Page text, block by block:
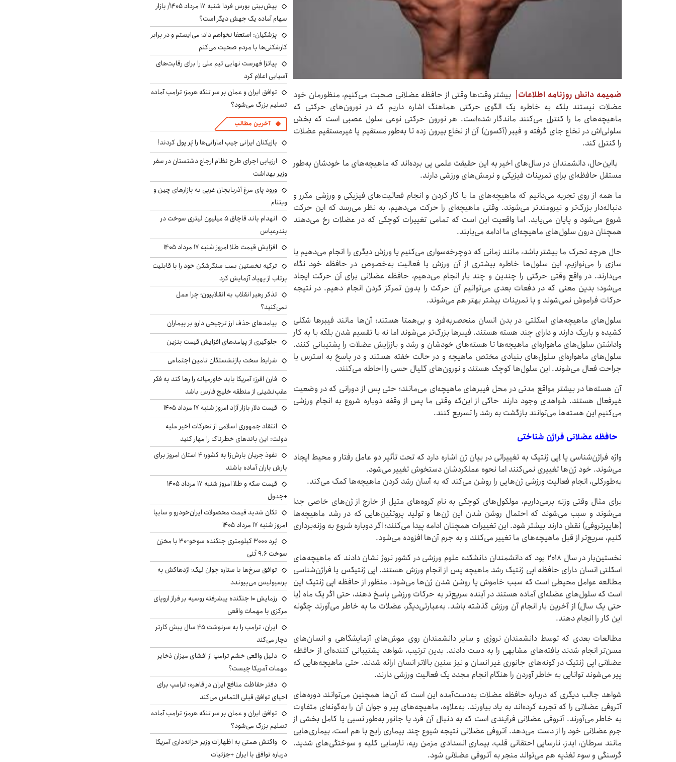
ضمیمه دانش روزنامه اطلاعات| بیشتر وقت‌ها وقتی از حافظه‌ عضلانی صحبت می‌کنیم، منظورمان خود
عضلات نیستند بلکه به خاطره‌ یک الگوی حرکتی هماهنگ اشاره داریم که در نورون‌های حرکتی که
ماهیچه‌های ما را کنترل می‌کنند ماندگار شده‌است. هر نورون حرکتی نوعی سلول عصبی است که بخش
سلولی‌اش در نخاع جای گرفته و فیبر (آکسون) آن از نخاع بیرون زده تا به‌طور مستقیم یا غیرمستقیم عضلات
را کنترل کند.
بااین‌حال، دانشمندان در سال‌های اخیر به این حقیقت علمی پی برده‌اند که ماهیچه‌های ما خودشان به‌طور
مستقل حافظه‌ای برای تمرینات فیزیکی و نرمش‌های ورزشی دارند.
ما همه از روی تجربه می‌دانیم که ماهیچه‌های ما با کار کردن و انجام فعالیت‌های فیزیکی و ورزشی مکرر و
دنباله‌دار بزرگ‌تر و نیرومندتر می‌شوند. وقتی ماهیچه‌ای را حرکت می‌دهیم، به نظر می‌رسد که این حرکت
شروع می‌شود و پایان می‌یابد. اما واقعیت این است که تمامی تغییرات کوچکی که در عضلات رخ می‌دهند
همچنان درون سلول‌های ماهیچه‌ای ما ادامه می‌یابند.
حال هرچه تحرک ما بیشتر باشد، مانند زمانی که دوچرخه‌سواری می‌کنیم یا ورزش دیگری را انجام می‌دهیم یا
سازی را می‌نوازیم، این سلول‌ها خاطره‌ بیشتری از آن ورزش یا فعالیت به‌خصوص در حافظه‌ خود نگاه
می‌دارند. در واقع وقتی حرکتی را چندین و چند بار انجام می‌دهیم، حافظه‌ عضلانی برای آن حرکت ایجاد
می‌شود؛ بدین معنی که در دفعات بعدی می‌توانیم آن حرکت را بدون تمرکز کردن انجام دهیم. در نتیجه
حرکات فراموش نمی‌شوند و با تمرینات بیشتر بهتر هم می‌شوند.
سلول‌های ماهیچه‌های اسکلتی در بدن انسان منحصربه‌فرد و بی‌همتا هستند: آن‌ها مانند فیبرها شکلی
کشیده و باریک دارند و دارای چند هسته هستند. فیبرها بزرگ‌تر می‌شوند اما نه با تقسیم شدن بلکه با به کار
واداشتن سلول‌های ماهواره‌ای ماهیچه‌ها تا هسته‌های خودشان و رشد و باززایش عضلات را پشتیبانی کنند.
سلول‌های ماهواره‌ای سلول‌های بنیادی مختص ماهیچه و در حالت خفته هستند و در پاسخ به استرس یا
جراحت فعال می‌شوند. این سلول‌ها کوچک هستند و نورون‌های گلیال حسی را احاطه می‌کنند.
آن هسته‌ها در بیشتر مواقع مدتی در محل فیبرهای ماهیچه‌ای می‌مانند؛ حتی پس از دورانی که در وضعیت
غیرفعال هستند. شواهدی وجود دارند حاکی از این‌که وقتی ما پس از وقفه دوباره شروع به انجام ورزشی
می‌کنیم این هسته‌ها می‌توانند بازگشت به رشد را تسریع کنند.
حافظه‌ عضلانی فراژن شناختی
واژه‌ فراژن‌شناسی یا اِپی ژنتیک به تغییراتی در بیان ژن اشاره دارد که تحت تأثیر دو عامل رفتار و محیط ایجاد
می‌شوند. خود ژن‌ها تغییری نمی‌کنند اما نحوه‌ عملکردشان دستخوش تغییر می‌شود.
به‌طورکلی، انجام فعالیت ورزشی ژن‌هایی را روشن می‌کند که به آسان رشد کردن ماهیچه‌ها کمک می‌کند.
برای مثال وقتی وزنه برمی‌داریم، مولکول‌های کوچکی به نام گروه‌های متیل از خارج از ژن‌های خاصی جدا
می‌شوند و سبب می‌شوند که احتمال روشن شدن این ژن‌ها و تولید پروتئین‌هایی که در رشد ماهیچه‌ها
(هایپرتروفی) نقش دارند بیشتر شود. این تغییرات همچنان ادامه پیدا می‌کنند؛ اگر دوباره شروع به وزنه‌برداری
کنیم، سریع‌تر از قبل ماهیچه‌های ما تغییر می‌کنند و به جرم آن‌ها افزوده می‌شود.
نخستین‌بار در سال ۲۰۱۸ بود که دانشمندان دانشکده علوم ورزشی در کشور نروژ نشان دادند که ماهیچه‌های
اسکلتی انسان دارای حافظه اپی ژنتیک رشد ماهیچه پس از انجام ورزش هستند. اپی ژنتیکس یا فراژن‌شناسی
مطالعه عوامل محیطی است که سبب خاموش یا روشن شدن ژن‌ها می‌شود. منظور از حافظه اپی ژنتیک این
است که سلول‌های عضله‌ای آماده هستند در آینده سریع‌تر به حرکات ورزشی پاسخ دهند، حتی اگر یک ماه (یا
حتی یک سال) از آخرین بار انجام آن ورزش گذشته باشد. به‌عبارتی‌دیگر، عضلات ما به خاطر می‌آورند چگونه
این کار را انجام دهند.
مطالعات بعدی که توسط دانشمندان نروژی و سایر دانشمندان روی موش‌های آزمایشگاهی و انسان‌های
مسن‌تر انجام شدند یافته‌های مشابهی را به دست دادند. بدین ترتیب، شواهد پشتیبانی کننده‌ای از حافظه
عضلانی اپی ژنتیک در گونه‌های جانوری غیر انسان و نیز سنین بالاتر انسان ارائه شدند. حتی ماهیچه‌هایی که
پیر می‌شوند توانایی به خاطر آوردن را هنگام انجام مجدد یک فعالیت ورزشی دارند.
شواهد جالب دیگری که درباره حافظه عضلات به‌دست‌آمده این است که آن‌ها همچنین می‌توانند دوره‌های
آتروفی عضلانی را که تجربه کرده‌اند به یاد بیاورند. به‌علاوه، ماهیچه‌های پیر و جوان آن را به‌گونه‌ای متفاوت
به خاطر می‌آورند. آتروفی عضلانی فرآیندی است که به دنبال آن فرد یا جانور به‌طور نسبی یا کامل بخشی از
جرم عضلانی خود را از دست می‌دهد. آتروفی عضلانی نتیجه‌ شیوع چند بیماری رایج با هم است، بیماری‌هایی
مانند سرطان، ایدز، نارسایی احتقانی قلب، بیماری انسدادی مزمن ریه، نارسایی کلیه و سوختگی‌های شدید.
گرسنگی و سوء تغذیه هم می‌تواند منجر به آتروفی عضلانی شود.
پیش‌بینی بورس فردا شنبه ۱۷ مرداد ۱۴۰۵/ بازار
سهام آماده یک جهش دیگر است؟
پزشکیان: استعفا نخواهم داد؛ می‌ایستم و در برابر
کارشکنی‌ها با مردم صحبت می‌کنم
پیاتزا فهرست نهایی تیم ملی را برای رقابت‌های
آسیایی اعلام کرد
توافق ایران و عمان بر سر تنگه هرمز؛ ترامپ آماده
تسلیم بزرگ می‌شود؟
آخرین مطالب
بازیکنان ایرانی جیب اماراتی‌ها را پُر پول کردند!
ارزیابی اجرای طرح نظام ارجاع دشتستان در سفر
وزیر بهداشت
ورود پای مرغ آذربایجان غربی به بازارهای چین و
ویتنام
انهدام باند قاچاق ۵ میلیون لیتری سوخت در
بندرعباس
افزایش قیمت طلا امروز شنبه ۱۷ مرداد ۱۴۰۵
ترکیه نخستین بمب سنگرشکن خود را با قابلیت
پرتاب از پهپاد آزمایش کرد
تذکر رهبر انقلاب به انقلابیون؛ چرا عمل
نمی‌کنید؟
پیامدهای حذف ارز ترجیحی دارو بر بیماران
جلوگیری از پیامدهای افزایش قیمت بنزین
شرایط سخت بازنشستگان تامین اجتماعی
فارن افرز: آمریکا باید خاورمیانه را رها کند به فکر
عقب‌نشینی از منطقه خلیج فارس باشد
قیمت دلار بازار آزاد امروز شنبه ۱۷ مرداد ۱۴۰۵
انتقاد جمهوری اسلامی از تحرکات اخیر علیه
دولت: این باندهای خطرناک را مهار کنید
نفوذ جریان بارش‌زا به کشور؛ ۴ استان امروز برای
بارش باران آماده باشند
قیمت سکه و طلا امروز شنبه ۱۷ مرداد ۱۴۰۵
+جدول
تکان شدید قیمت محصولات ایران‌خودرو و سایپا
امروز شنبه ۱۷ مرداد ۱۴۰۵
بُرد ۳۰۰۰ کیلومتری جنگنده سوخو-۳۰ با مخزن
سوخت ۹.۶ تُنی
توافق سرخ‌ها با ستاره جوان لیگ؛ اژدهاکش به
پرسپولیس می‌پیوندد
رزمایش ۱۰ جنگنده پیشرفته روسیه بر فراز اروپای
مرکزی با مهمات واقعی
ایران، ترامپ را به سرنوشت ۴۵ سال پیش کارتر
دچار می‌کند
دلیل واقعی خشم ترامپ از افشای میزان ذخایر
مهمات آمریکا چیست؟
دفتر حفاظت منافع ایران در قاهره: ترامپ برای
احیای توافق قبلی التماس می‌کند
توافق ایران و عمان بر سر تنگه هرمز؛ ترامپ آماده
تسلیم بزرگ می‌شود؟
واکنش همتی به اظهارات وزیر خزانه‌داری آمریکا
درباره توافق با ایران +جزئیات